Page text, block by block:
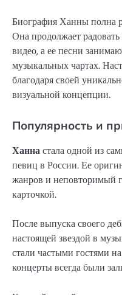
Биография Ханны полна
Она продолжает
видео, а ее песни
музыкальных чартах.
благодаря своей
визуальной концепции.
Популярность и
Ханнастала одной из
певиц в России. Ее
жанров и неповторимый
карточкой.
После выпуска своего
настоящей звездой в
стали частыми гостями
концерты всегда были